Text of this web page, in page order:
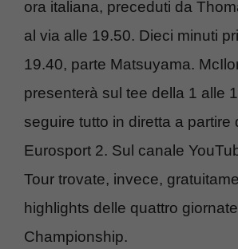
ora italiana, preceduti da
al via alle 19.50. Dieci minuti
19.40, parte Matsuyama.
presenterà sul tee della 1 alle
seguire tutto in diretta a partire
Eurosport 2. Sul canale
Tour trovate, invece,
highlights delle quattro
Championship.